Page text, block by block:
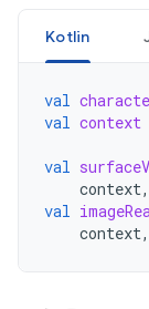
Kotlin
val
val context
val
context,
val
context,